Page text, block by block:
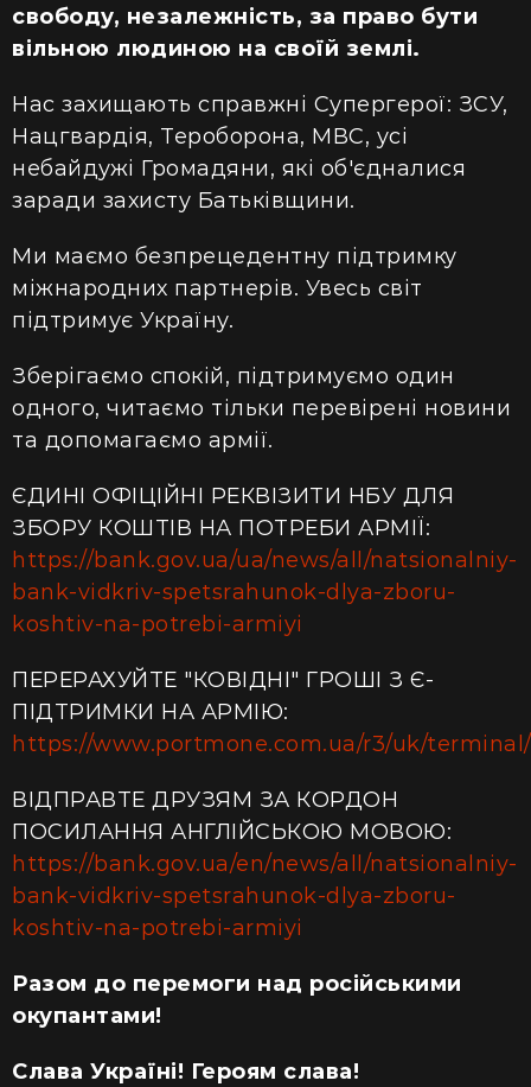
свободу, незалежність, за право бути
вільною людиною на своїй землі.
Нас захищають справжні Супергерої: ЗСУ,
Нацгвардія, Тероборона, МВС, усі
небайдужі Громадяни, які об'єдналися
заради захисту Батьківщини.
Ми маємо безпрецедентну підтримку
міжнародних партнерів. Увесь світ
підтримує Україну.
Зберігаємо спокій, підтримуємо один
одного, читаємо тільки перевірені новини
та допомагаємо армії.
ЄДИНІ ОФІЦІЙНІ РЕКВІЗИТИ НБУ ДЛЯ
ЗБОРУ КОШТІВ НА ПОТРЕБИ АРМІЇ:
https://bank.gov.ua/ua/news/all/natsionalniy-
bank-vidkriv-spetsrahunok-dlya-zboru-
koshtiv-na-potrebi-armiyi
ПЕРЕРАХУЙТЕ "КОВІДНІ" ГРОШІ З Є-
ПІДТРИМКИ НА АРМІЮ:
https://www.portmone.com.ua/r3/uk/terminal/
ВІДПРАВТЕ ДРУЗЯМ ЗА КОРДОН
ПОСИЛАННЯ АНГЛІЙСЬКОЮ МОВОЮ:
https://bank.gov.ua/en/news/all/natsionalniy-
bank-vidkriv-spetsrahunok-dlya-zboru-
koshtiv-na-potrebi-armiyi
Разом до перемоги над російськими
окупантами!
Слава Україні! Героям слава!